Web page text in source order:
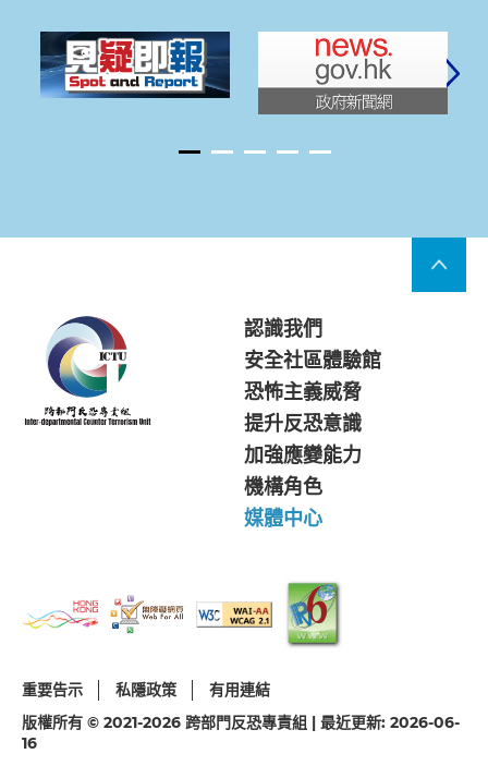
認識我們
安全社區體驗館
恐怖主義威脅
提升反恐意識
加強應變能力
機構角色
媒體中心
重要告示 私隱政策
有用連結
版權所有 © 2021-2026 跨部門反恐專責組 | 最近更新: 2026-06-
16